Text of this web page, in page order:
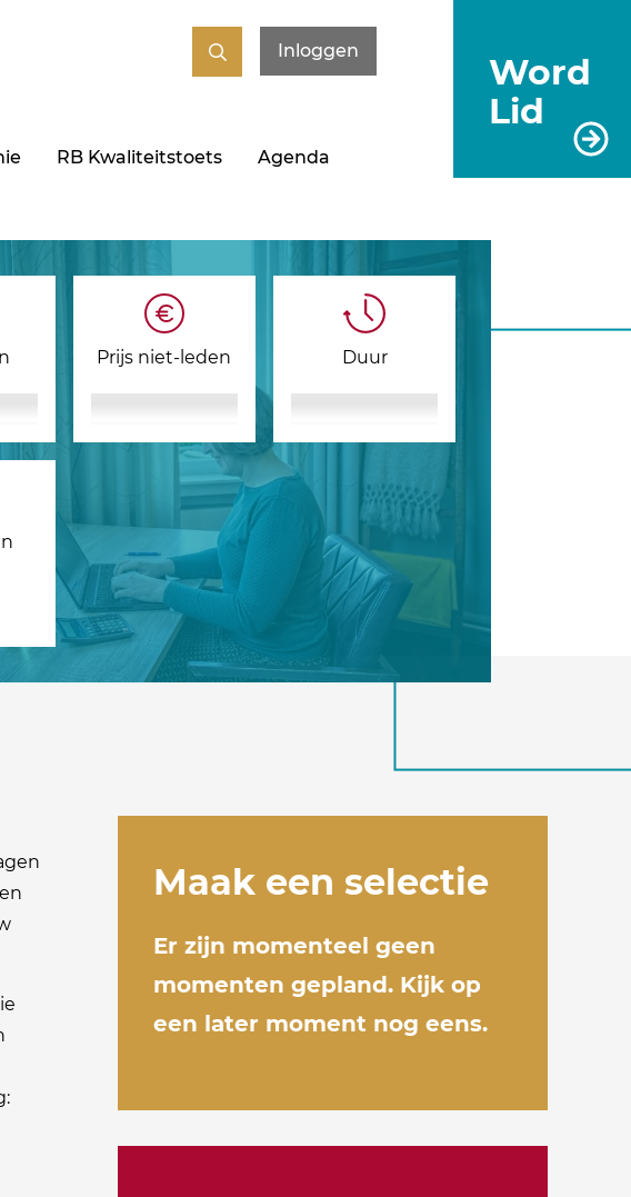
Word
Lid
Inloggen
RB Kwaliteitstoets
Agenda
Prijs niet-leden Duur
Maak een selectie
Er zijn momenteel geen
momenten gepland. Kijk op
een later moment nog eens.